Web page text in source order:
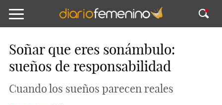
Soñar que eres sonámbulo:
sueños de responsabilidad
Cuando los sueños parecen reales